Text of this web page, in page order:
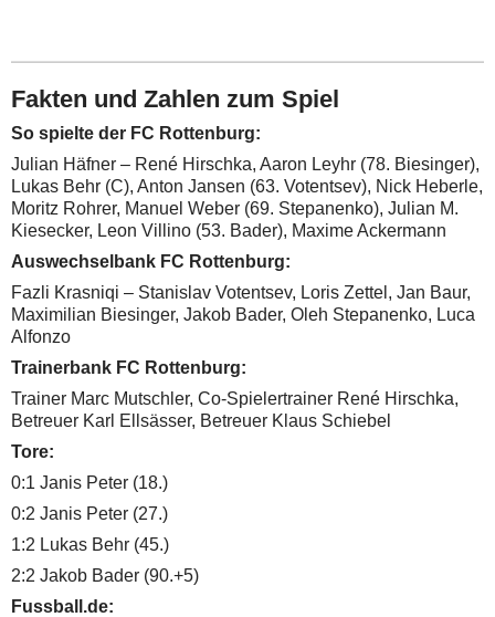
Fakten und Zahlen zum Spiel
So spielte der FC Rottenburg:
Julian Häfner – René Hirschka, Aaron Leyhr (78. Biesinger),
Lukas Behr (C), Anton Jansen (63. Votentsev), Nick Heberle,
Moritz Rohrer, Manuel Weber (69. Stepanenko), Julian M.
Kiesecker, Leon Villino (53. Bader), Maxime Ackermann
Auswechselbank FC Rottenburg:
Fazli Krasniqi – Stanislav Votentsev, Loris Zettel, Jan Baur,
Maximilian Biesinger, Jakob Bader, Oleh Stepanenko, Luca
Alfonzo
Trainerbank FC Rottenburg:
Trainer Marc Mutschler, Co-Spielertrainer René Hirschka,
Betreuer Karl Ellsässer, Betreuer Klaus Schiebel
Tore:
0:1 Janis Peter (18.)
0:2 Janis Peter (27.)
1:2 Lukas Behr (45.)
2:2 Jakob Bader (90.+5)
Fussball.de: